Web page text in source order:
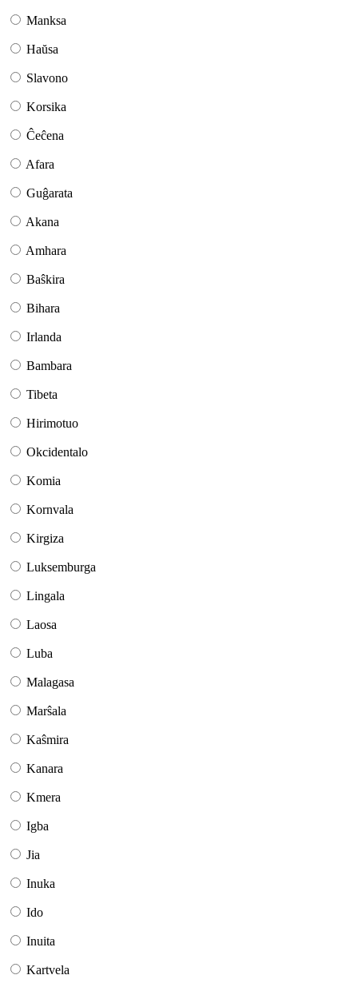
Manksa
Haŭsa
Slavono
Korsika
Ĉeĉena
Afara
Guĝarata
Akana
Amhara
Baŝkira
Bihara
Irlanda
Bambara
Tibeta
Hirimotuo
Okcidentalo
Komia
Kornvala
Kirgiza
Luksemburga
Lingala
Laosa
Luba
Malagasa
Marŝala
Kaŝmira
Kanara
Kmera
Igba
Jia
Inuka
Ido
Inuita
Kartvela